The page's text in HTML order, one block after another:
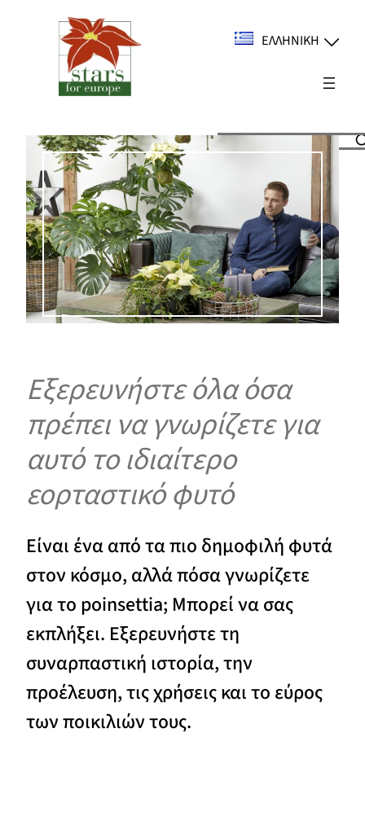
Μετάβαση
περιεχόμενο
ΕΛΛΗΝΙΚΉ
Suchen
Εξερευνήστε όλα όσα
πρέπει να γνωρίζετε για
αυτό το ιδιαίτερο
εορταστικό φυτό
Είναι ένα από τα πιο δημοφιλή φυτά
στον κόσμο, αλλά πόσα γνωρίζετε
για το poinsettia; Μπορεί να σας
εκπλήξει. Εξερευνήστε τη
συναρπαστική ιστορία, την
προέλευση, τις χρήσεις και το εύρος
των ποικιλιών τους.